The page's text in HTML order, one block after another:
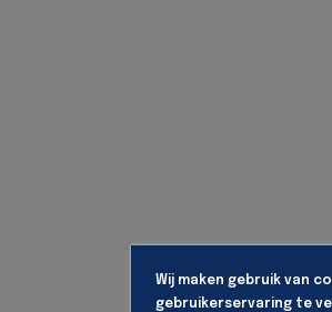
Wij maken gebruik van
gebruikerservaring te